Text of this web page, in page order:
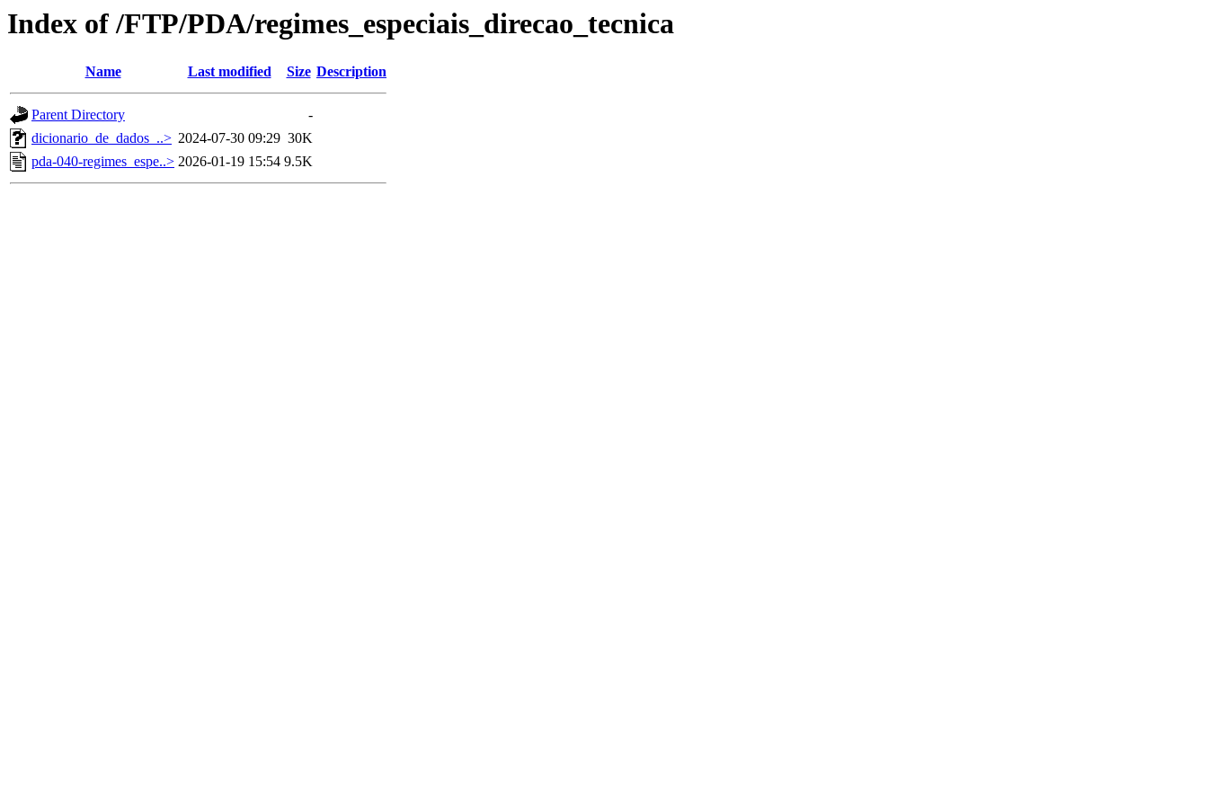
Index of /FTP/PDA/regimes_especiais_direcao_tecnica
Name Last modified Size Description
Parent Directory
-
dicionario_de_dados_..> 2024-07-30 09:29 30K
pda-040-regimes_espe..> 2026-01-19 15:54 9.5K